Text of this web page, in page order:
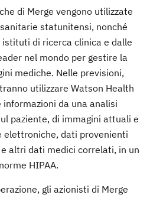
di Merge vengono utilizzate
statunitensi, nonché
di ricerca clinica e dalle
nel mondo per gestire la
mediche. Nelle previsioni,
utilizzare Watson Health
da una analisi
paziente, di immagini attuali e
elettroniche, dati provenienti
altri dati medici correlati, in un
HIPAA.
gli azionisti di Merge